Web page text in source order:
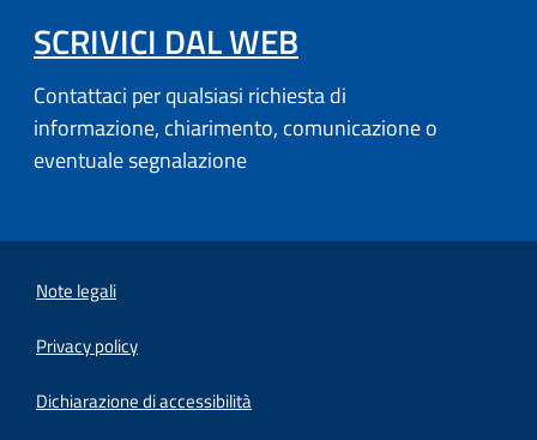
SCRIVICI DAL WEB
Contattaci per qualsiasi richiesta di
informazione, chiarimento, comunicazione o
eventuale segnalazione
Note legali
Privacy policy
Dichiarazione di accessibilità